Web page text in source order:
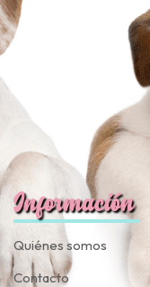
Información
Quiénes somos
Contacto